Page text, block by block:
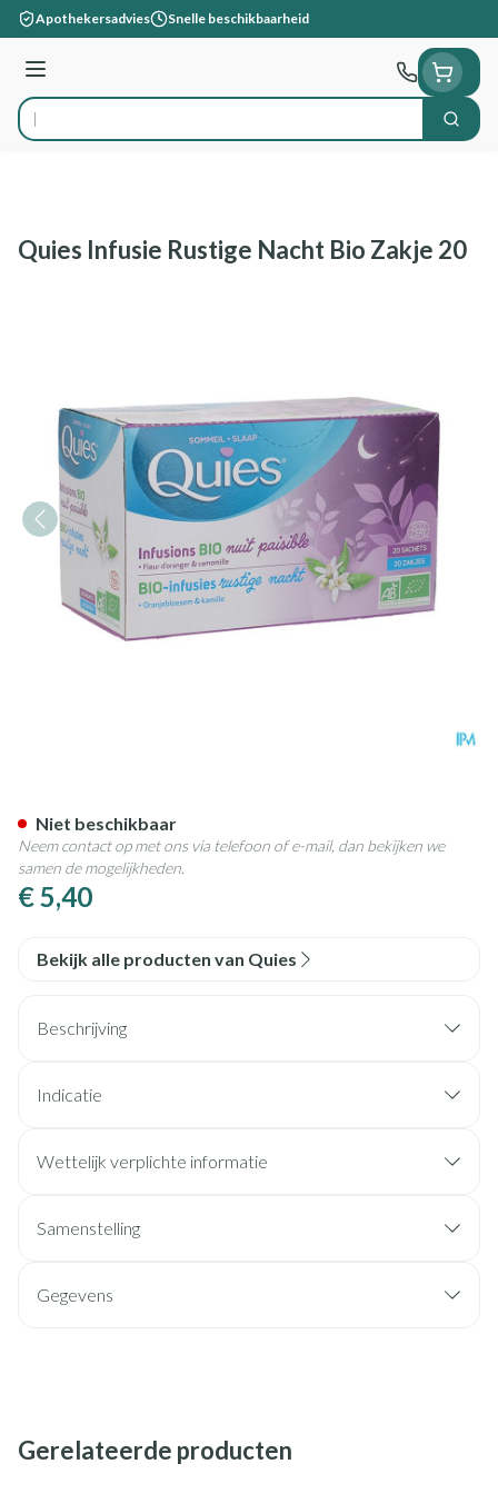
Ga naar de inhoud
Apothekersadvies Snelle beschikbaarheid
Menu
Product, merk, categorie... Zoek
Quies Infusie Rustige Nacht Bio Zakje 20
€ 5,40
Niet beschikbaar
Neem contact op met ons via telefoon of e-mail, dan bekijken we
samen de mogelijkheden.
Bekijk alle producten van Quies
Beschrijving
Indicatie
Wettelijk verplichte informatie
Samenstelling
Gegevens
Gerelateerde producten